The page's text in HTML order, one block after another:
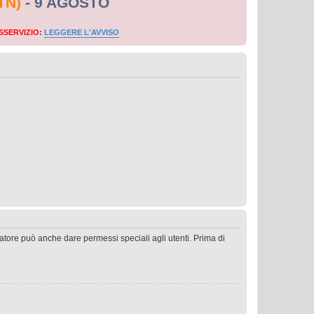
LEGGERE L'AVVISO
può anche dare permessi speciali agli utenti. Prima di